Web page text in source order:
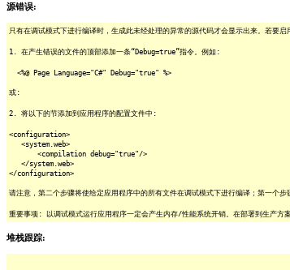
源错误:
只有在调试模式下进行编译时，生成此未经处理的异常的源代码才会显示出来。若要
1. 在产生错误的文件的顶部添加一条“Debug=true”指令。例如:
<%@ Page Language="C#" Debug="true" %>
或:
2. 将以下的节添加到应用程序的配置文件中:
<configuration>
<system.web>
<compilation debug="true"/>
</system.web>
</configuration>
请注意，第二个步骤将使给定应用程序中的所有文件在调试模式下进行编译；第一个步
重要事项: 以调试模式运行应用程序一定会产生内存/性能系统开销。在部署到生产方
堆栈跟踪: